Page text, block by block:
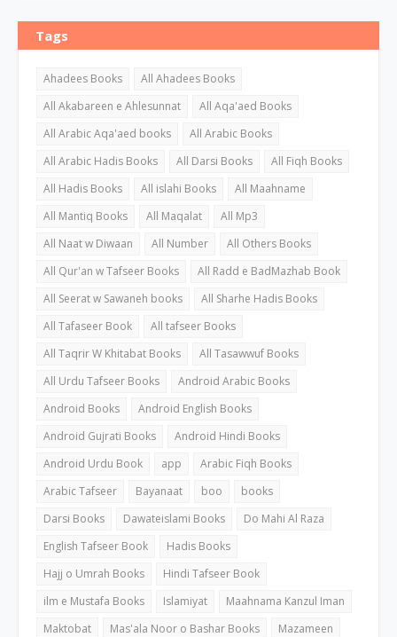
Tags
Ahadees Books
All Ahadees Books
All Akabareen e Ahlesunnat
All Aqa'aed Books
All Arabic Aqa'aed books
All Arabic Books
All Arabic Hadis Books
All Darsi Books
All Fiqh Books
All Hadis Books
All islahi Books
All Maahname
All Mantiq Books
All Maqalat
All Mp3
All Naat w Diwaan
All Number
All Others Books
All Qur'an w Tafseer Books
All Radd e BadMazhab Book
All Seerat w Sawaneh books
All Sharhe Hadis Books
All Tafaseer Book
All tafseer Books
All Taqrir W Khitabat Books
All Tasawwuf Books
All Urdu Tafseer Books
Android Arabic Books
Android Books
Android English Books
Android Gujrati Books
Android Hindi Books
Android Urdu Book
app
Arabic Fiqh Books
Arabic Tafseer
Bayanaat boo
books
Darsi Books
Dawateislami Books
Do Mahi Al Raza
English Tafseer Book
Hadis Books
Hajj o Umrah Books
Hindi Tafseer Book
ilm e Mustafa Books
Islamiyat
Maahnama Kanzul Iman
Maktobat
Mas'ala Noor o Bashar Books
Mazameen